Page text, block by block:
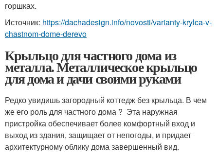
горшках.
Источник: https://dachadesign.info/novosti/varianty-krylca-v-
chastnom-dome-derevo
Крыльцо для частного дома из
металла. Металлическое крыльцо
для дома и дачи своими руками
Редко увидишь загородный коттедж без крыльца. В чем
же его роль для частного дома ? Эта наружная
пристройка обеспечивает более комфортный вход и
выход из здания, защищает от непогоды, и придает
архитектурному облику дома завершенный вид.